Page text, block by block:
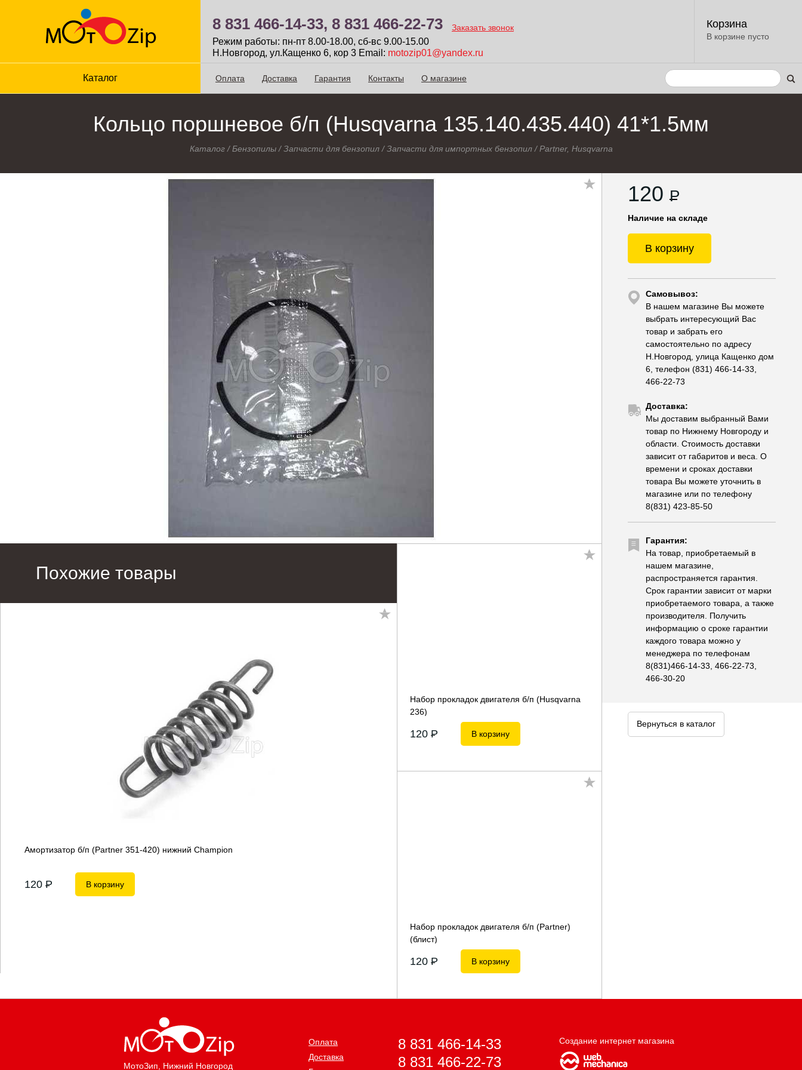
8 831 466-14-33, 8 831 466-22-73 Заказать звонок
Режим работы: пн-пт 8.00-18.00, сб-вc 9.00-15.00
Н.Новгород, ул.Кащенко 6, кор 3 Email: motozip01@yandex.ru
Корзина
В корзине пусто
Каталог Оплата Доставка Гарантия Контакты О магазине
Кольцо поршневое б/п (Husqvarna 135.140.435.440) 41*1.5мм
Каталог/Бензопилы/Запчасти для бензопил/Запчасти для импортных бензопил/Partner, Husqvarna
120 P
Наличие на складе
В корзину
Самовывоз:
В нашем магазине Вы можете
выбрать интересующий Вас
товар и забрать его
самостоятельно по адресу
Н.Новгород, улица Кащенко дом
6, телефон (831) 466-14-33,
466-22-73
Доставка:
Мы доставим выбранный Вами
товар по Нижнему Новгороду и
области. Стоимость доставки
зависит от габаритов и веса. О
времени и сроках доставки
товара Вы можете уточнить в
магазине или по телефону
8(831) 423-85-50
Гарантия:
На товар, приобретаемый в
нашем магазине,
распространяется гарантия.
Срок гарантии зависит от марки
приобретаемого товара, а также
производителя. Получить
информацию о сроке гарантии
каждого товара можно у
менеджера по телефонам
8(831)466-14-33, 466-22-73,
466-30-20
Вернуться в каталог
Похожие товары
Амортизатор б/п (Partner 351-420) нижний Champion
120 P В корзину
Набор прокладок двигателя б/п (Husqvarna
236)
120 P В корзину
Набор прокладок двигателя б/п (Partner)
(блист)
120 P В корзину
МотоЗип , Нижний Новгород
Оплата
Доставка
8 831 466-14-33
8 831 466-22-73
Создание интернет магазина